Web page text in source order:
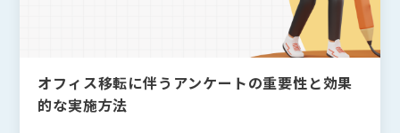
オフィス移転に伴うアンケートの重要性と効果
的な実施方法